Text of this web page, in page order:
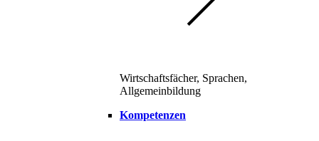
Wirtschaftsfächer, Sprachen,
Allgemeinbildung
Kompetenzen